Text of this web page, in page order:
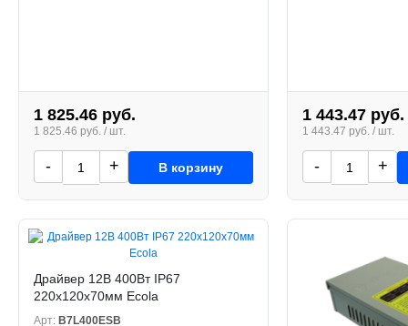
1 825.46 руб.
1 825.46 руб. / шт.
- + В корзину
1 443.47 руб.
1 443.47 руб. / шт.
- +
Драйвер 12В 400Вт IP67
220x120x70мм Ecola
Арт: B7L400ESB